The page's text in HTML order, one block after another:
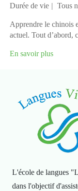
Durée de vie
Tous
Apprendre le chinois
actuel. Tout d’abord,
En savoir plus
L'école de langues
dans l'objectif